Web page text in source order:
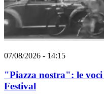
07/08/2026 - 14:15
"Piazza nostra": le
Festival